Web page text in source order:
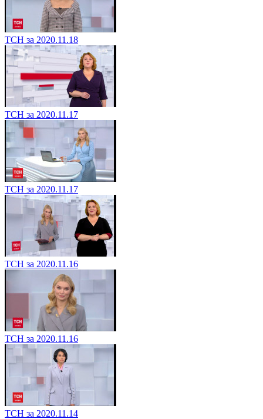
ТСН за 2020.11.18
ТСН за 2020.11.17
ТСН за 2020.11.17
ТСН за 2020.11.16
ТСН за 2020.11.16
ТСН за 2020.11.14